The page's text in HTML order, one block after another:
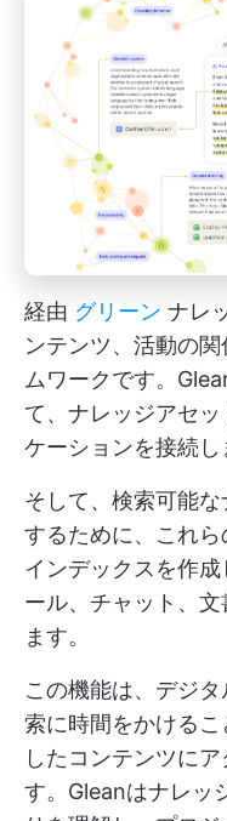
経由 グリーン ナレ
ンテンツ、活動の
ムワークです。
て、ナレッジアセ
ケーションを接続し
そして、検索可能
するために、これら
インデックスを作
ール、チャット、
ます。
この機能は、デジ
索に時間をかける
したコンテンツに
す。Gleanはナレッ